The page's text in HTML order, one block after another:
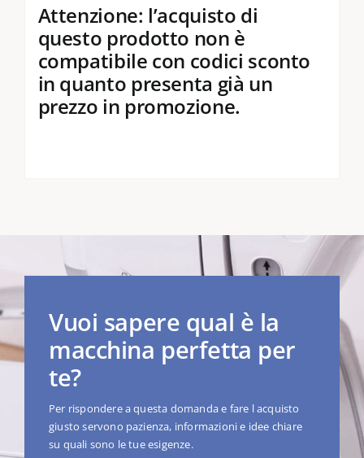
Attenzione: l’acquisto di
questo prodotto non è
compatibile con codici sconto
in quanto presenta già un
prezzo in promozione.
Vuoi sapere qual è la
macchina perfetta per
te?
Per rispondere a questa domanda e fare l acquisto
giusto servono pazienza, informazioni e idee chiare
su quali sono le tue esigenze.